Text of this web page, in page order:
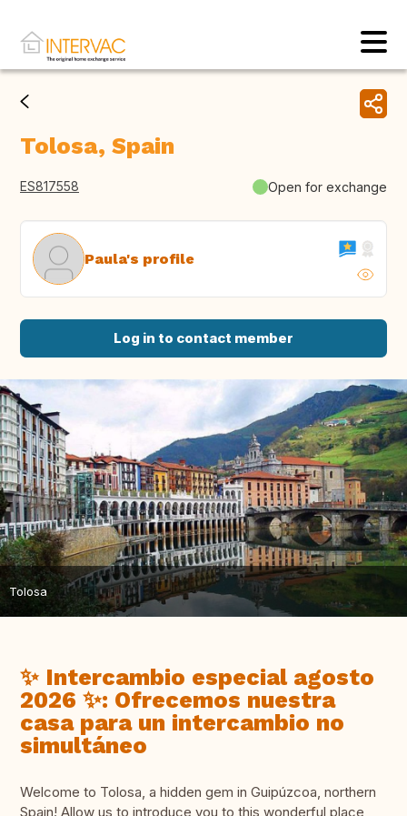
Tolosa, Spain
ES817558 Open for exchange
Paula's profile
Log in to contact member
Tolosa
✨ Intercambio especial agosto
2026 ✨: Ofrecemos nuestra
casa para un intercambio no
simultáneo
Welcome to Tolosa, a hidden gem in Guipúzcoa, northern
Spain! Allow us to introduce you to this wonderful place